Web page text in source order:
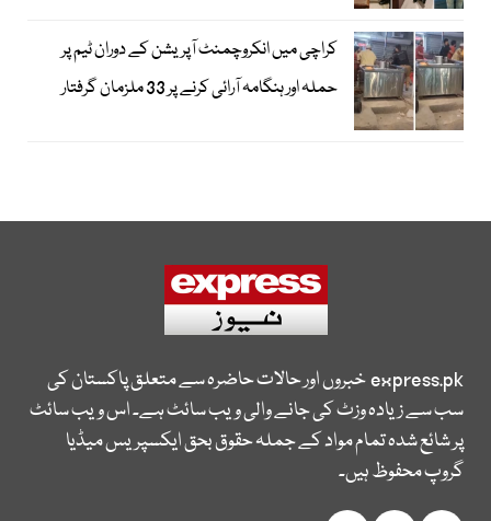
کراچی میں انکروچمنٹ آپریشن کے دوران ٹیم پر
حملہ اور ہنگامہ آرائی کرنے پر 33 ملزمان گرفتار
express.pkخبروں اور حالات حاضرہ سے متعلق پاکستان کی
سب سے زیادہ وزٹ کی جانے والی ویب سائٹ ہے۔ اس ویب سائٹ
پر شائع شدہ تمام مواد کے جملہ حقوق بحق ایکسپریس میڈیا
گروپ محفوظ ہیں۔